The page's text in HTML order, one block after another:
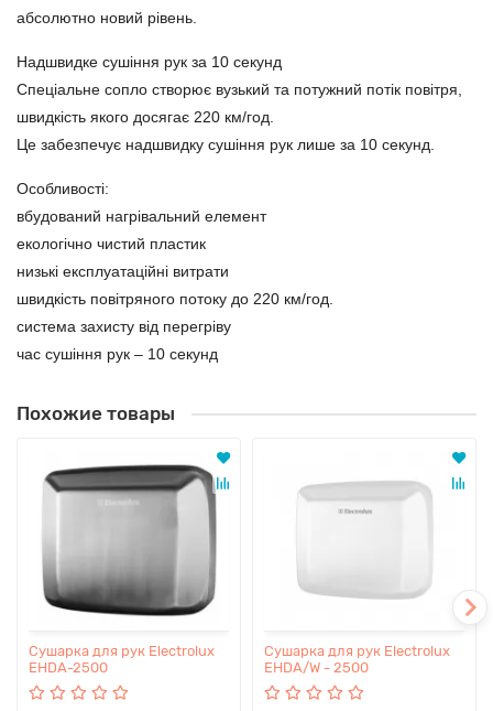
абсолютно новий рівень.
Надшвидке сушіння рук за 10 секунд
Спеціальне сопло створює вузький та потужний потік повітря,
швидкість якого досягає 220 км/год.
Це забезпечує надшвидку сушіння рук лише за 10 секунд.
Особливості:
вбудований нагрівальний елемент
екологічно чистий пластик
низькі експлуатаційні витрати
швидкість повітряного потоку до 220 км/год.
система захисту від перегріву
час сушіння рук – 10 секунд
Похожие товары
Cушарка для рук Electrolux
EHDA-2500
Cушарка для рук Electrolux
EHDA/W - 2500